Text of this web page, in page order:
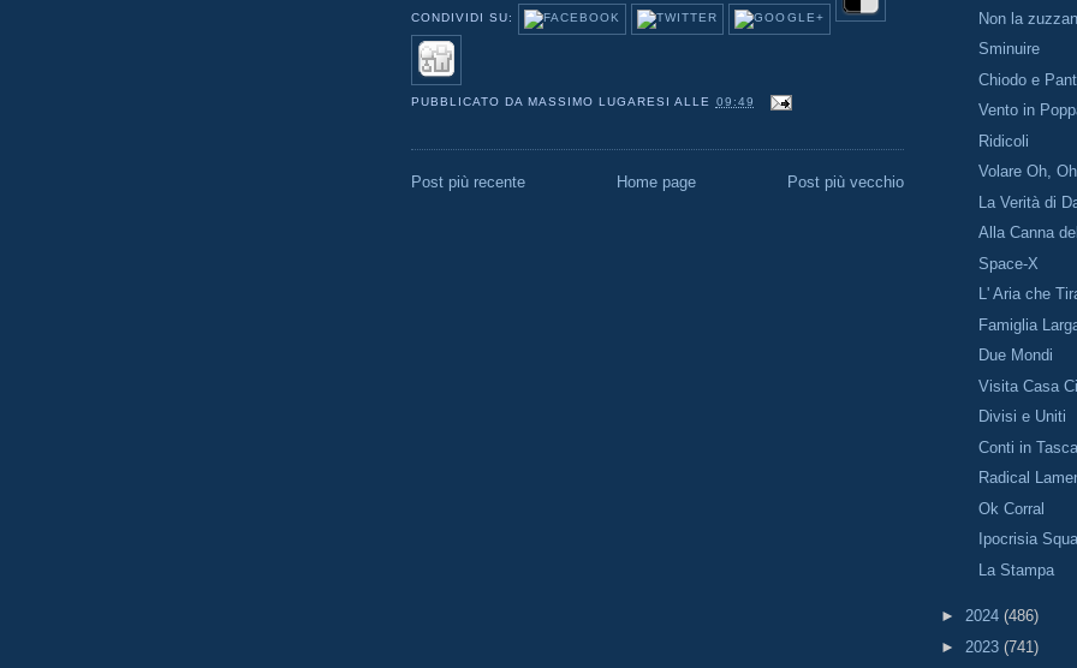
CONDIVIDI SU:
PUBBLICATO DA MASSIMO LUGARESI ALLE 09:49
Post più recente Post più vecchio
Home page
Non la
Sminuire
Chiodo e
Vento in
Ridicoli
Volare Oh, Oh
La Verità di
Alla Canna
Space-X
L' Aria che
Famiglia
Due Mondi
Visita Casa
Divisi e Uniti
Conti in Tasca
Radical
Ok Corral
Ipocrisia
La Stampa
► 2024 (486)
► 2023 (741)